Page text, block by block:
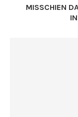
MISSCHIEN